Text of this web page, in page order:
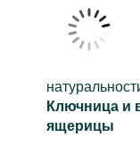
Ключница и
ящерицы